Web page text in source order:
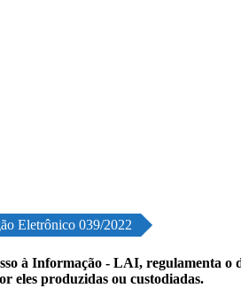
Eletrônico 039/2022
à Informação - LAI, regulamenta
eles produzidas ou custodiadas.